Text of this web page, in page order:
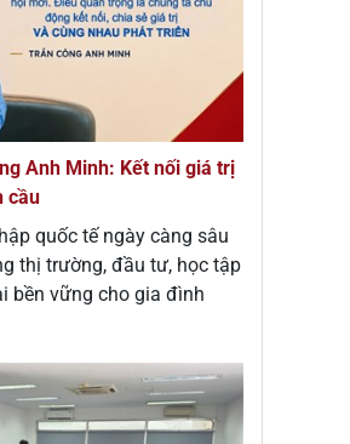
Anh Minh: Kết nối giá trị
cầu
quốc tế ngày càng sâu
thị trường, đầu tư, học tập
bền vững cho gia đình